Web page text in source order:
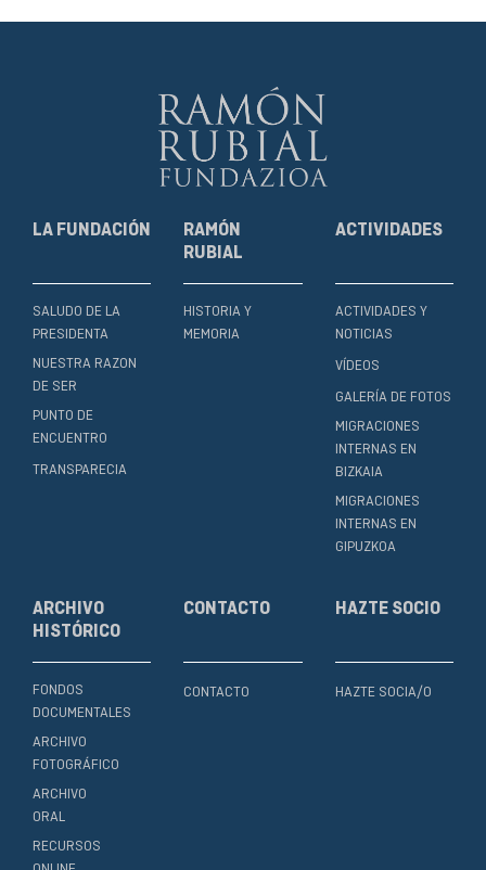
LA FUNDACIÓN
SALUDO DE LA
PRESIDENTA
NUESTRA RAZON
DE SER
PUNTO DE
ENCUENTRO
TRANSPARECIA
RAMÓN
RUBIAL
HISTORIA Y
MEMORIA
ACTIVIDADES
ACTIVIDADES Y
NOTICIAS
VÍDEOS
GALERÍA DE FOTOS
MIGRACIONES
INTERNAS EN
BIZKAIA
MIGRACIONES
INTERNAS EN
GIPUZKOA
ARCHIVO
HISTÓRICO
FONDOS
DOCUMENTALES
ARCHIVO
FOTOGRÁFICO
ARCHIVO
ORAL
RECURSOS
CONTACTO
CONTACTO
HAZTE SOCIO
HAZTE SOCIA/O